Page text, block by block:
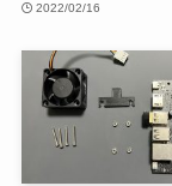
2022/02/16